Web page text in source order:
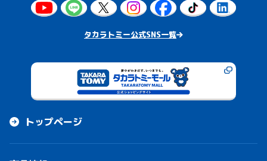
タカラトミー公式SNS一覧
トップページ